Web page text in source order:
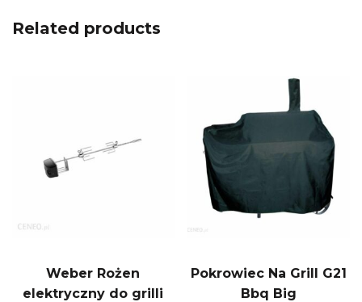
Related products
Weber Rożen
elektryczny do grilli
Pokrowiec Na Grill G21
Bbq Big